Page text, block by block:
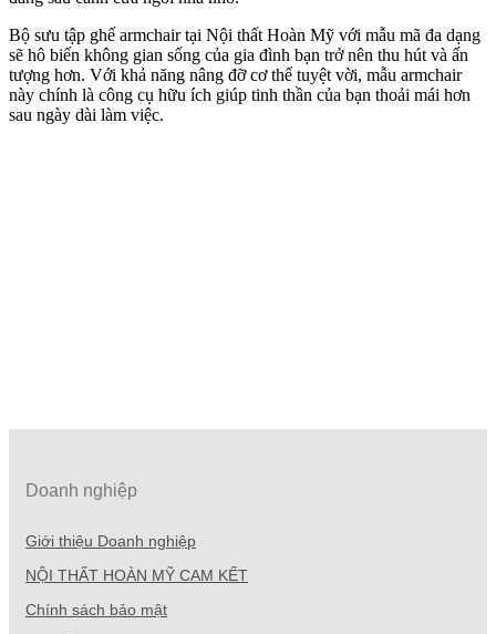
Bộ sưu tập ghế armchair tại Nội thất Hoàn Mỹ với mẫu mã đa dạng
sẽ hô biến không gian sống của gia đình bạn trở nên thu hút và ấn
tượng hơn. Với khả năng nâng đỡ cơ thể tuyệt vời, mẫu armchair
này chính là công cụ hữu ích giúp tinh thần của bạn thoải mái hơn
sau ngày dài làm việc.
Doanh nghiệp
Giới thiệu Doanh nghiệp
NỘI THẤT HOÀN MỸ CAM KẾT
Chính sách bảo mật